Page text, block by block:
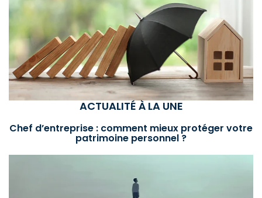
ACTUALITÉ À LA UNE
Chef d’entreprise : comment mieux protéger votre
patrimoine personnel ?